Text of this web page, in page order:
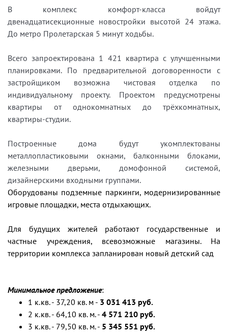
В комплекс комфорт-класса войдут
двенадцатисекционные новостройки высотой 24 этажа.
До метро Пролетарская 5 минут ходьбы.
Всего запроектирована 1 421 квартира с улучшенными
планировками. По предварительной договоренности с
застройщиком возможна чистовая отделка по
индивидуальному проекту. Проектом предусмотрены
квартиры от однокомнатных до трёхкомнатных,
квартиры-студии.
Построенные дома будут укомплектованы
металлопластиковыми окнами, балконными блоками,
железными дверьми, домофонной системой,
дизайнерскими входными группами.
Оборудованы подземные паркинги, модернизированные
игровые площадки, места отдыхающих.
Для будущих жителей работают государственные и
частные учреждения, всевозможные магазины. На
территории комплекса запланирован новый детский сад
Минимальное предложение:
1 к.кв. - 37,20 кв. м - 3 031 413 руб.
2 к.кв. - 64,10 кв. м. - 4 571 210 руб.
3 к.кв. - 79,50 кв. м. - 5 345 551 руб.